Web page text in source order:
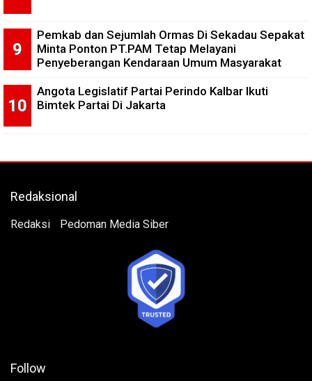
Pemkab dan Sejumlah Ormas Di Sekadau Sepakat
Minta Ponton PT.PAM Tetap Melayani
Penyeberangan Kendaraan Umum Masyarakat
Angota Legislatif Partai Perindo Kalbar Ikuti
Bimtek Partai Di Jakarta
Redaksional
Redaksi Pedoman Media Siber
Follow